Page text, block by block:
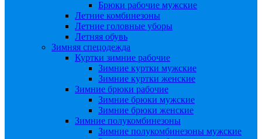
Брюки рабочие мужские
Летние комбинезоны
Летние головные уборы
Летняя обувь
Зимняя спецодежда
Куртки зимние рабочие
Зимние куртки мужские
Зимние куртки женские
Зимние брюки рабочие
Зимние брюки мужские
Зимние брюки женские
Зимние полукомбинезоны
Зимние полукомбинезоны мужские